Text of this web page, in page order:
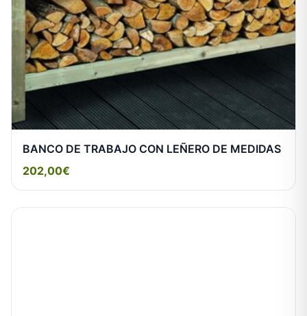
BANCO DE TRABAJO CON LEÑERO DE MEDIDAS
202,00€